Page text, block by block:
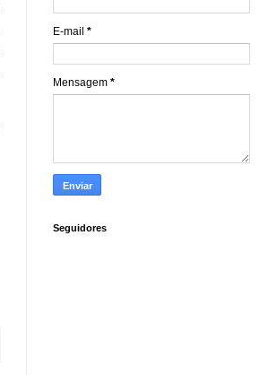
E-mail *
Mensagem *
Seguidores